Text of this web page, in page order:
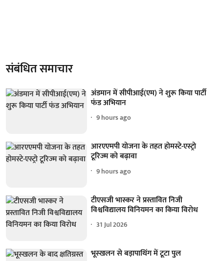
संबंधित समाचार
अंडमान में सीपीआई(एम) ने शुरू किया पार्टी
फंड अभियान
9 hours ago
आरएएमपी योजना के तहत होमस्टे-एस्ट्रो
टूरिज्म को बढ़ावा
9 hours ago
टीएसजी भास्कर ने प्रस्तावित निजी
विश्वविद्यालय विनियमन का किया विरोध
31 Jul 2026
भूस्खलन से बड़ापाथिंग में टूटा पुल